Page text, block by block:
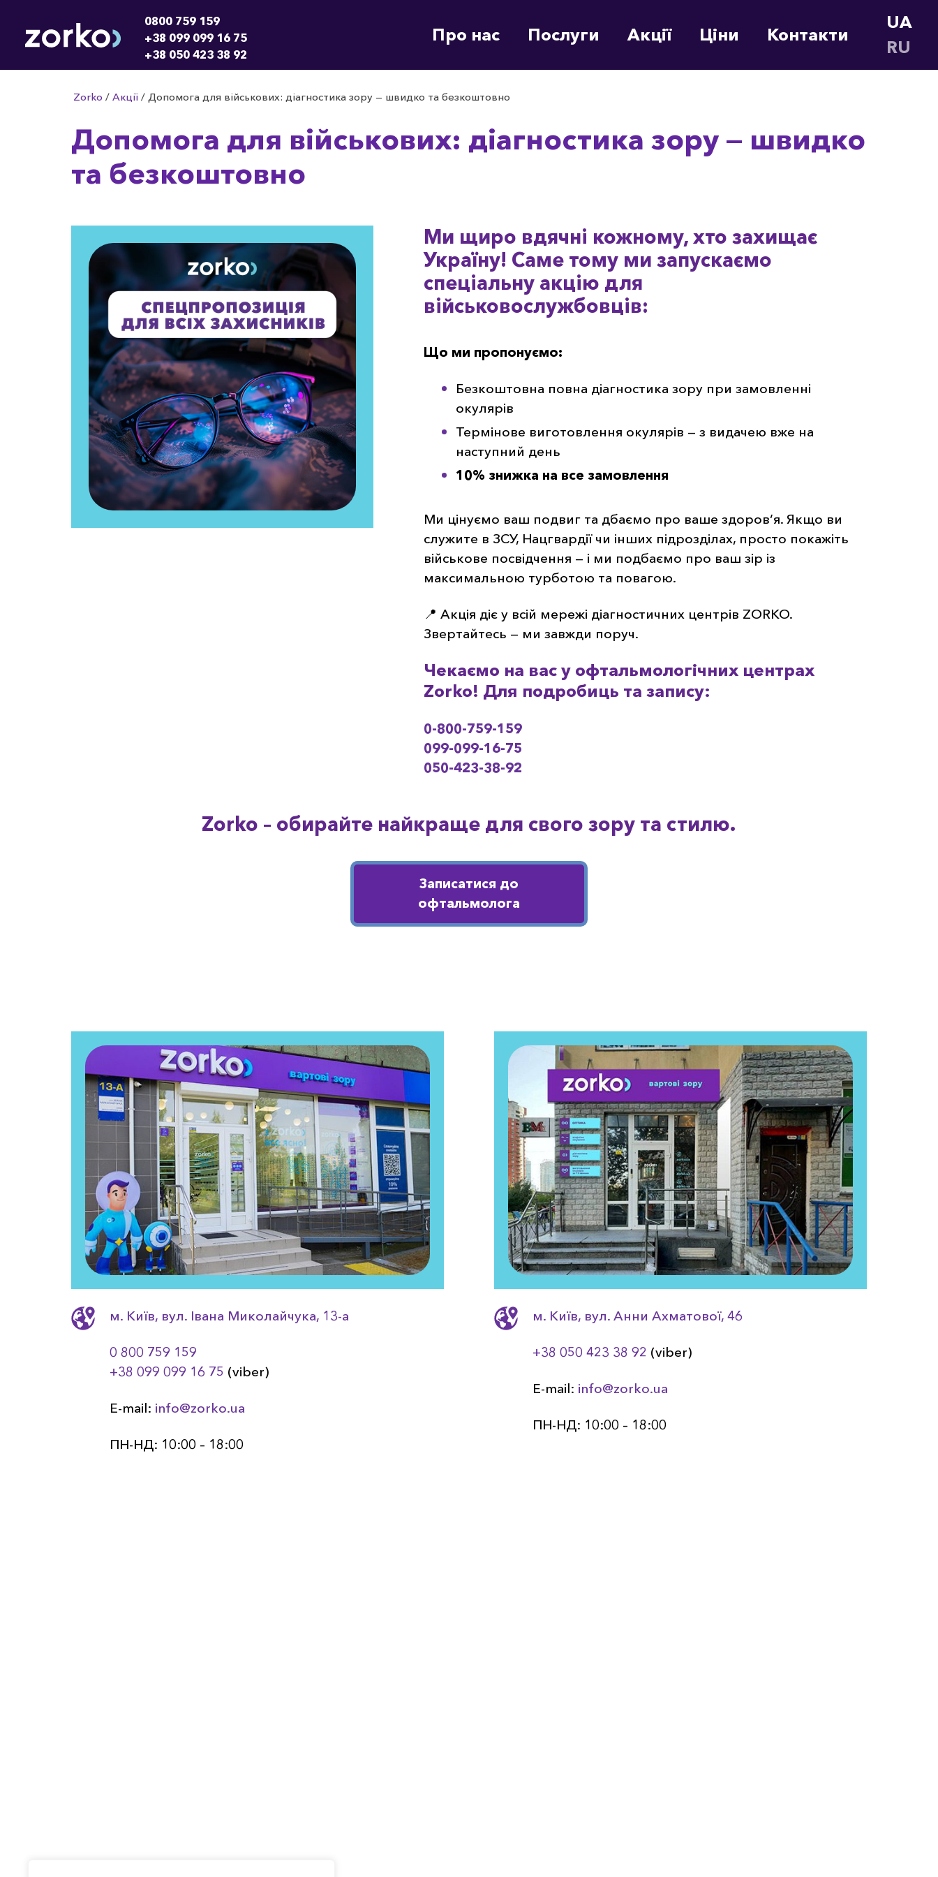
0800 759 159
+38 099 099 16 75
+38 050 423 38 92
Про нас Послуги Акції Ціни Контакти
UA
RU
Zorko / Акції / Допомога для військових: діагностика зору — швидко та безкоштовно
Допомога для військових: діагностика зору — швидко
та безкоштовно
Ми щиро вдячні кожному, хто захищає
Україну! Саме тому ми запускаємо
спеціальну акцію для
військовослужбовців:
Що ми пропонуємо:
Безкоштовна повна діагностика зору при замовленні
окулярів
Термінове виготовлення окулярів — з видачею вже на
наступний день
10% знижка на все замовлення
Ми цінуємо ваш подвиг та дбаємо про ваше здоров’я. Якщо ви
служите в ЗСУ, Нацгвардії чи інших підрозділах, просто покажіть
військове посвідчення — і ми подбаємо про ваш зір із
максимальною турботою та повагою.
📍 Акція діє у всій мережі діагностичних центрів ZORKO.
Звертайтесь — ми завжди поруч.
Чекаємо на вас у офтальмологічних центрах
Zorko! Для подробиць та запису:
0-800-759-159
099-099-16-75
050-423-38-92
Zorko – обирайте найкраще для свого зору та стилю.
Записатися до
офтальмолога
м. Київ, вул. Івана Миколайчука, 13-a
0 800 759 159
+38 099 099 16 75 (viber)
E-mail: info@zorko.ua
ПН-НД: 10:00 – 18:00
м. Київ, вул. Анни Ахматовоï, 46
+38 050 423 38 92 (viber)
E-mail: info@zorko.ua
ПН-НД: 10:00 – 18:00